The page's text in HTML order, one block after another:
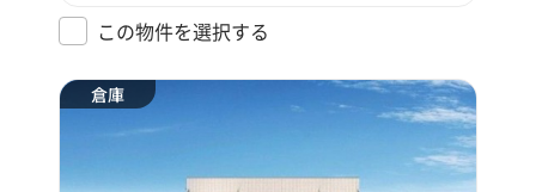
この物件を選択する
倉庫